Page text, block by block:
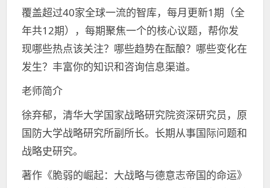
覆盖超过40家全球一流的智库，每月更新1期（全
年共12期），每期聚焦一个的核心议题，帮你发
现哪些热点该关注？哪些趋势在酝酿？哪些变化在
发生？丰富你的知识和咨询信息渠道。
老师简介
徐弃郁，清华大学国家战略研究院资深研究员，原
国防大学战略研究所副所长。长期从事国际问题和
战略史研究。
著作《脆弱的崛起：大战略与德意志帝国的命运》